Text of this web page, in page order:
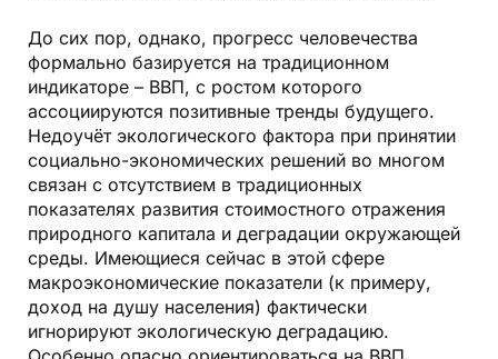
До сих пор, однако, прогресс человечества
формально базируется на традиционном
индикаторе – ВВП, с ростом которого
ассоциируются позитивные тренды будущего.
Недоучёт экологического фактора при принятии
социально-экономических решений во многом
связан с отсутствием в традиционных
показателях развития стоимостного отражения
природного капитала и деградации окружающей
среды. Имеющиеся сейчас в этой сфере
макроэкономические показатели (к примеру,
доход на душу населения) фактически
игнорируют экологическую деградацию.